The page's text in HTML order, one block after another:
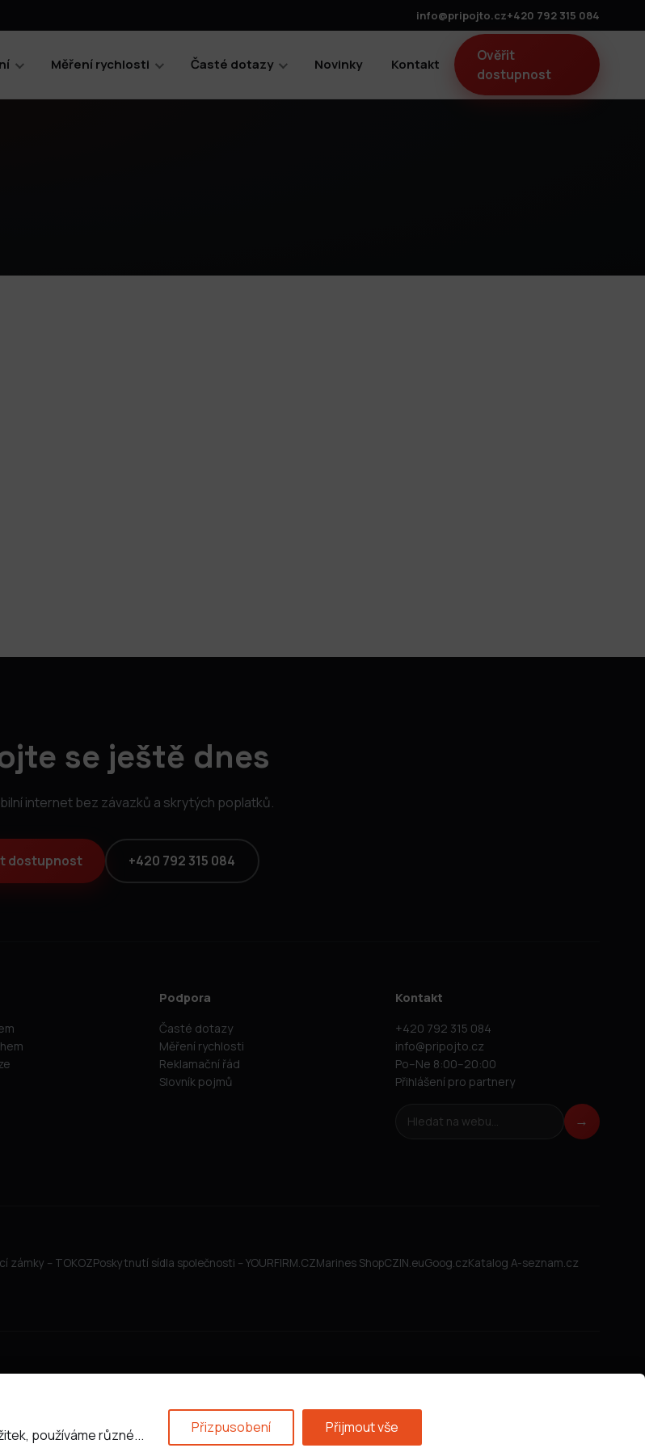
info@pripojto.cz+420 792 315 084
Měření rychlosti Časté dotazy Novinky Kontakt
Ověřit
dostupnost
se ještě dnes
internet bez závazků a skrytých poplatků.
dostupnost +420 792 315 084
Podpora
Časté dotazy
Měření rychlosti
Reklamační řád
Slovník pojmů
Kontakt
+420 792 315 084
info@pripojto.cz
Po–Ne 8:00–20:00
Přihlášení pro partnery
Hledat na webu →
zámky – TOKOZPoskytnutí sídla společnosti – YOURFIRM.CZMarines ShopCZIN.euGoog.czKatalog A-seznam.cz
Všeobecné obchodní podmínky
používáme různé... Přizpusobení Přijmout vše